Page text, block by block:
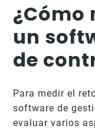
¿Cómo
un
de
Para medir el
software de
evaluar varios